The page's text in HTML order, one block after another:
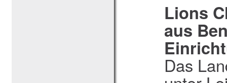
Lions
aus
Das